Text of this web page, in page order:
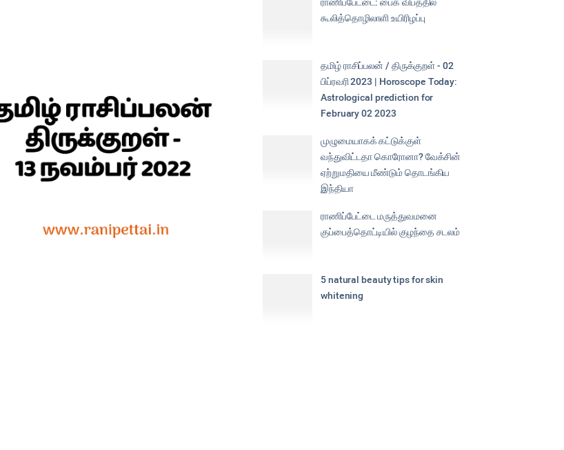
கூலித்தொழிலாளி உயிரிழப்பு
தமிழ் ராசிப்பலன் / திருக்குறள் - 02
பிப்ரவரி 2023 | Horoscope Today:
Astrological prediction for
February 02 2023
முழுமையாகக் கட்டுக்குள்
வந்துவிட்டதா கொரோனா? வேக்சின்
ஏற்றுமதியை மீண்டும் தொடங்கிய
இந்தியா
ராணிப்பேட்டை மருத்துவமனை
குப்பைத்தொட்டியில் குழந்தை சடலம்
5 natural beauty tips for skin
whitening